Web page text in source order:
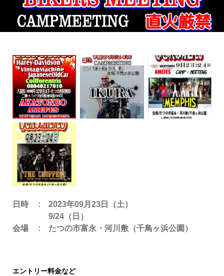
日時
2023年09月23日（土）
9/24（日）
会場
たつの市富永・河川敷（千鳥ヶ浜公園）
エントリー料金など